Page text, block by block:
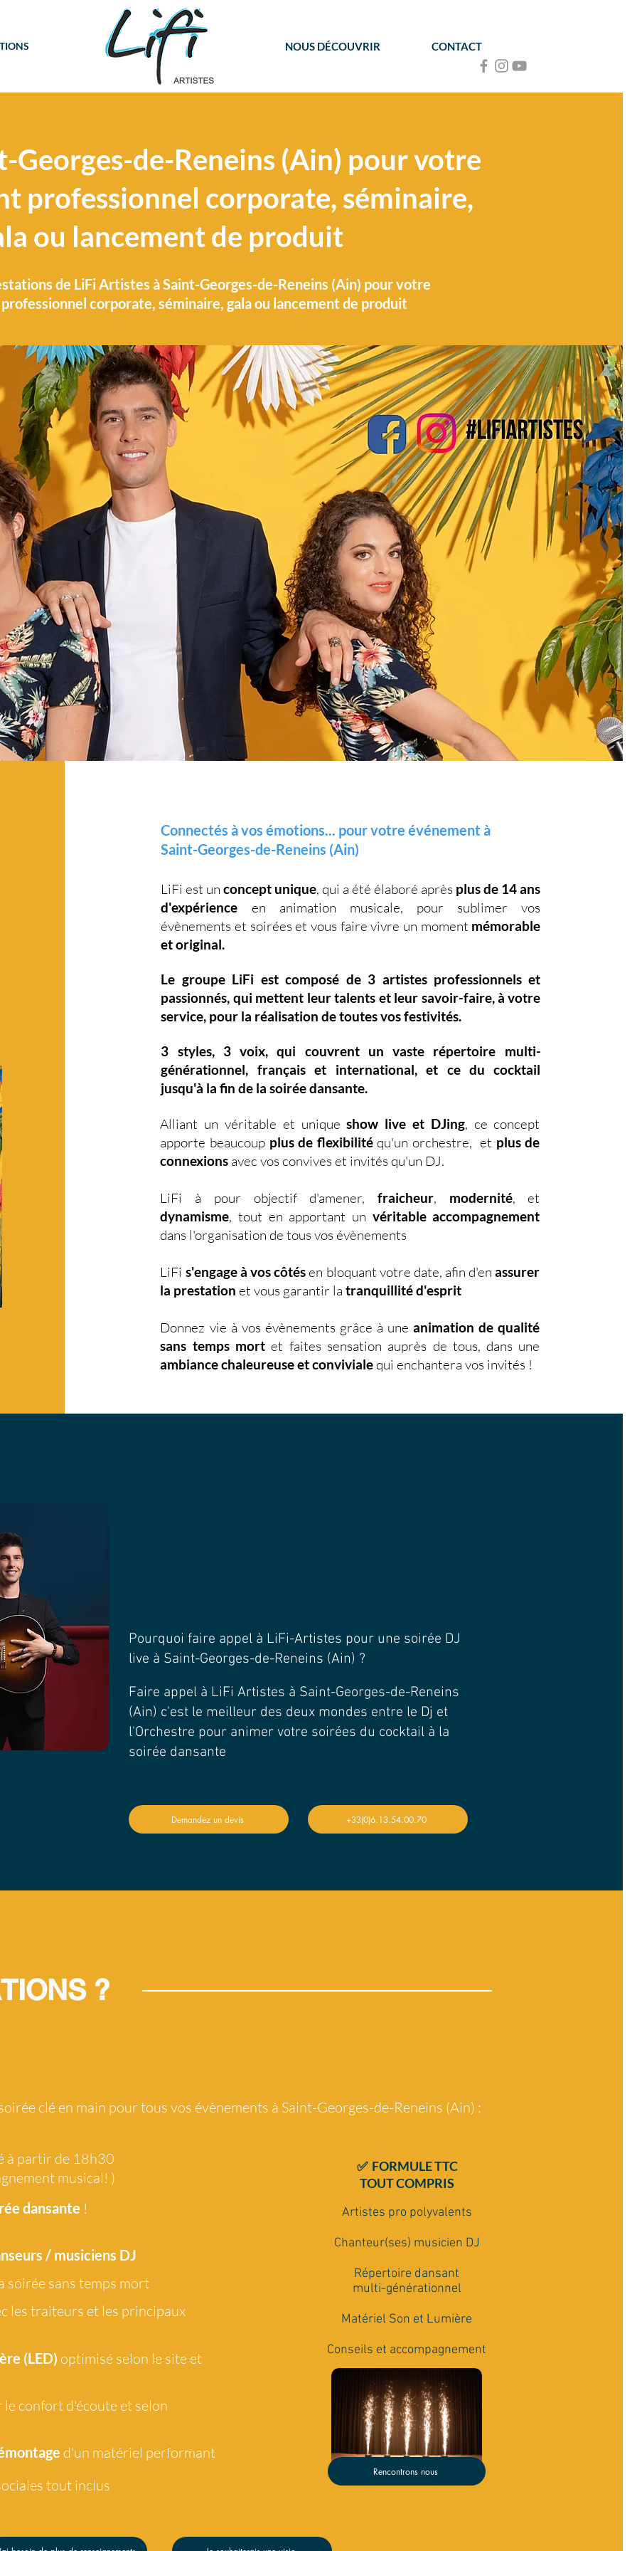
NOUS DÉCOUVRIR CONTACT
Georges-de-Reneins (Ain) pour votre
professionnel corporate, séminaire,
ou lancement de produit
de LiFi Artistes à Saint-Georges-de-Reneins (Ain) pour votre
corporate, séminaire, gala ou lancement de produit
Connectés à vos émotions... pour votre événement à
Saint-Georges-de-Reneins (Ain)
LiFi est unconcept unique, qui a été élaboré après plus de 14 ans
d'expérience en animation musicale, pour sublimer vos
évènements et soirées et vous faire vivre un moment mémorable
et original.
Le groupe LiFi est composé de 3 artistes professionnels et
passionnés, qui mettent leurtalents et leur savoir-faire,à votre
service, pour la réalisation de toutes vos festivités.
3 styles, 3 voix,qui couvrent un vaste répertoire multi-
générationnel, français et international, et ce ducocktail
jusqu'à la fin de la soirée dansante.
Alliant un véritable et uniqueshow live et DJing, ce concept
apporte beaucoup plus de flexibilitéqu'un orchestre, et plus de
connexions avec vos convives et invités qu'un DJ.
LiFi à pour objectif d'amener,fraicheur, modernité, et
dynamisme, tout en apportant un véritable accompagnement
dans l'organisation de tous vos évènements
LiFi s'engage à vos côtésen bloquant votre date, afin d'enassurer
la prestationet vous garantir latranquillité d'esprit
Donnez vie à vos évènements grâce à uneanimation de qualité
sans temps mort et faites sensation auprès de tous, dans une
ambiance chaleureuse et convivialequi enchantera vos invités !
Pourquoi faire appel à LiFi-Artistes pour une soirée DJ
live à Saint-Georges-de-Reneins (Ain) ?
Faire appel à LiFi Artistes à Saint-Georges-de-Reneins
(Ain) c'est le meilleur des deux mondes entre le Dj et
l'Orchestre pour animer votre soirées du cocktail à la
soirée dansante
Demandez un devis +33(0)6.13.54.00.70
?
clé en main pour tous vos évènements à Saint-Georges-de-Reneins (Ain) :
à partir de 18h30
musical! )
dansante !
/ musiciens DJ
soirée sans temps mort
les traiteurs et les principaux
(LED) optimisé selon le site et
confort d'écoute et selon
d'un matériel performant
tout inclus
✅ FORMULE TTC
TOUT COMPRIS
Artistes pro polyvalents
Chanteur(ses) musicien DJ
Répertoire dansant
multi-générationnel
Matériel Son et Lumière
Conseils et accompagnement
Rencontrons nous